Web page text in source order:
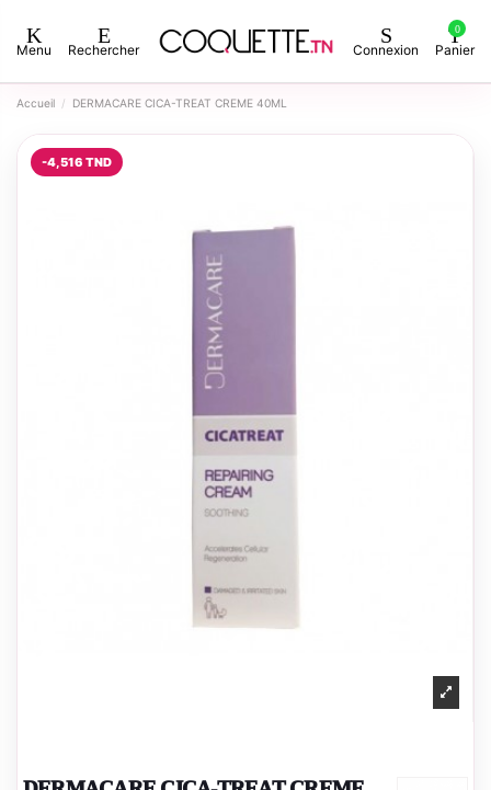
Menu Rechercher Connexion
0
Panier
Accueil DERMACARE CICA-TREAT CREME 40ML
-4,516 TND